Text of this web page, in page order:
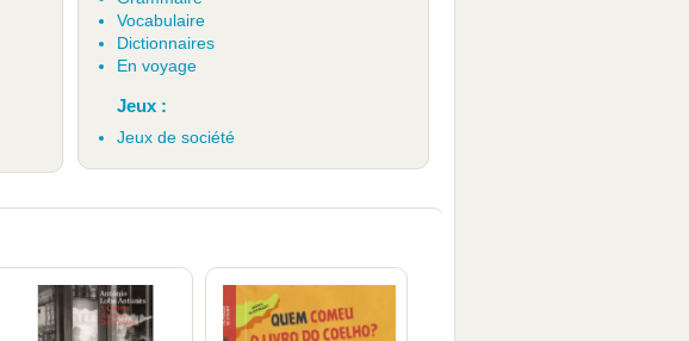
Vocabulaire
Dictionnaires
En voyage
Jeux :
Jeux de société